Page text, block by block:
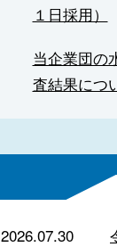
１日採用）
当企業団の
査結果につ
2026.07.30